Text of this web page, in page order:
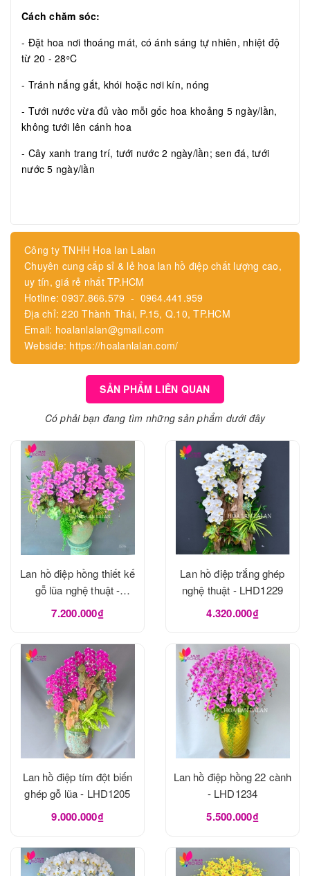
Cách chăm sóc:
- Đặt hoa nơi thoáng mát, có ánh sáng tự nhiên, nhiệt độ
từ 20 - 28oC
- Tránh nắng gắt, khói hoặc nơi kín, nóng
- Tưới nước vừa đủ vào mỗi gốc hoa khoảng 5 ngày/lần,
không tưới lên cánh hoa
- Cây xanh trang trí, tưới nước 2 ngày/lần; sen đá, tưới
nước 5 ngày/lần
Công ty TNHH Hoa lan Lalan
Chuyên cung cấp sỉ & lẻ hoa lan hồ điệp chất lượng cao,
uy tín, giá rẻ nhất TP.HCM
Hotline: 0937.866.579 - 0964.441.959
Địa chỉ: 220 Thành Thái, P.15, Q.10, TP.HCM
Email: hoalanlalan@gmail.com
Webside: https://hoalanlalan.com/
SẢN PHẨM LIÊN QUAN
Có phải bạn đang tìm những sản phẩm dưới đây
Lan hồ điệp hồng thiết kế
gỗ lũa nghệ thuật -
LHD1273
7.200.000₫
Lan hồ điệp trắng ghép
nghệ thuật - LHD1229
4.320.000₫
Lan hồ điệp tím đột biến
ghép gỗ lũa - LHD1205
9.000.000₫
Lan hồ điệp hồng 22 cành
- LHD1234
5.500.000₫